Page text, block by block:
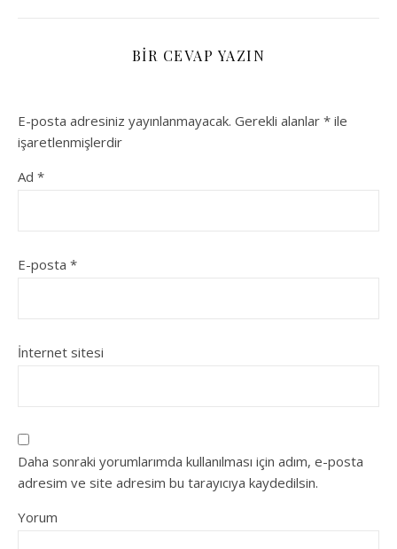
BIR CEVAP YAZIN
E-posta adresiniz yayınlanmayacak. Gerekli alanlar * ile
işaretlenmişlerdir
Ad *
E-posta *
İnternet sitesi
Daha sonraki yorumlarımda kullanılması için adım, e-posta
adresim ve site adresim bu tarayıcıya kaydedilsin.
Yorum